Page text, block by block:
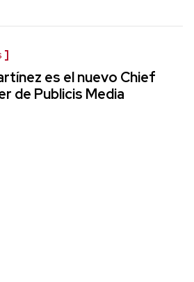
es el nuevo Chief
de Publicis Media